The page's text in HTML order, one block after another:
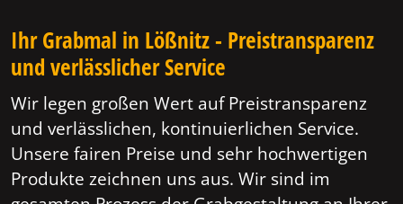
Ihr Grabmal in Lößnitz - Preistransparenz
und verlässlicher Service
Wir legen großen Wert auf Preistransparenz
und verlässlichen, kontinuierlichen Service.
Unsere fairen Preise und sehr hochwertigen
Produkte zeichnen uns aus. Wir sind im